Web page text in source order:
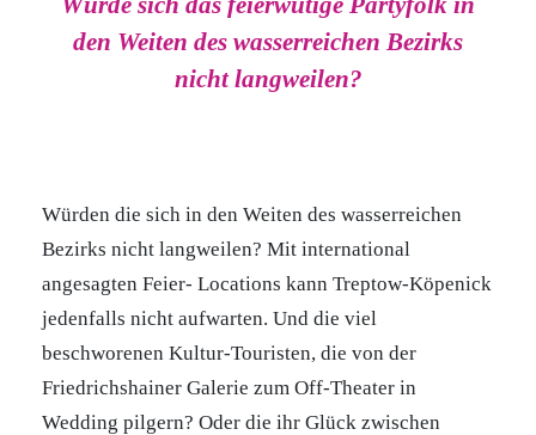
den Weiten des wasserreichen Bezirks
nicht langweilen?
Würden die sich in den Weiten des wasserreichen
Bezirks nicht langweilen? Mit international
angesagten Feier- Locations kann Treptow-Köpenick
jedenfalls nicht aufwarten. Und die viel
beschworenen Kultur-Touristen, die von der
Friedrichshainer Galerie zum Off-Theater in
Wedding pilgern? Oder die ihr Glück zwischen